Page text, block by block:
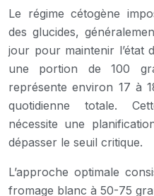
Le régime cétogène
des glucides,
jour pour maintenir l’état
une portion de 100
représente environ 17 à
quotidienne totale.
nécessite une
dépasser le seuil critique.
L’approche optimale
fromage blanc à 50-75